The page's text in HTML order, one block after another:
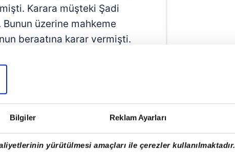
Bilgiler Reklam Ayarları
yürütülmesi amaçları ile çerezler kullanılmaktadır.
Karara müşteki Şadi
Bunun üzerine mahkeme
beraatına karar vermişti.